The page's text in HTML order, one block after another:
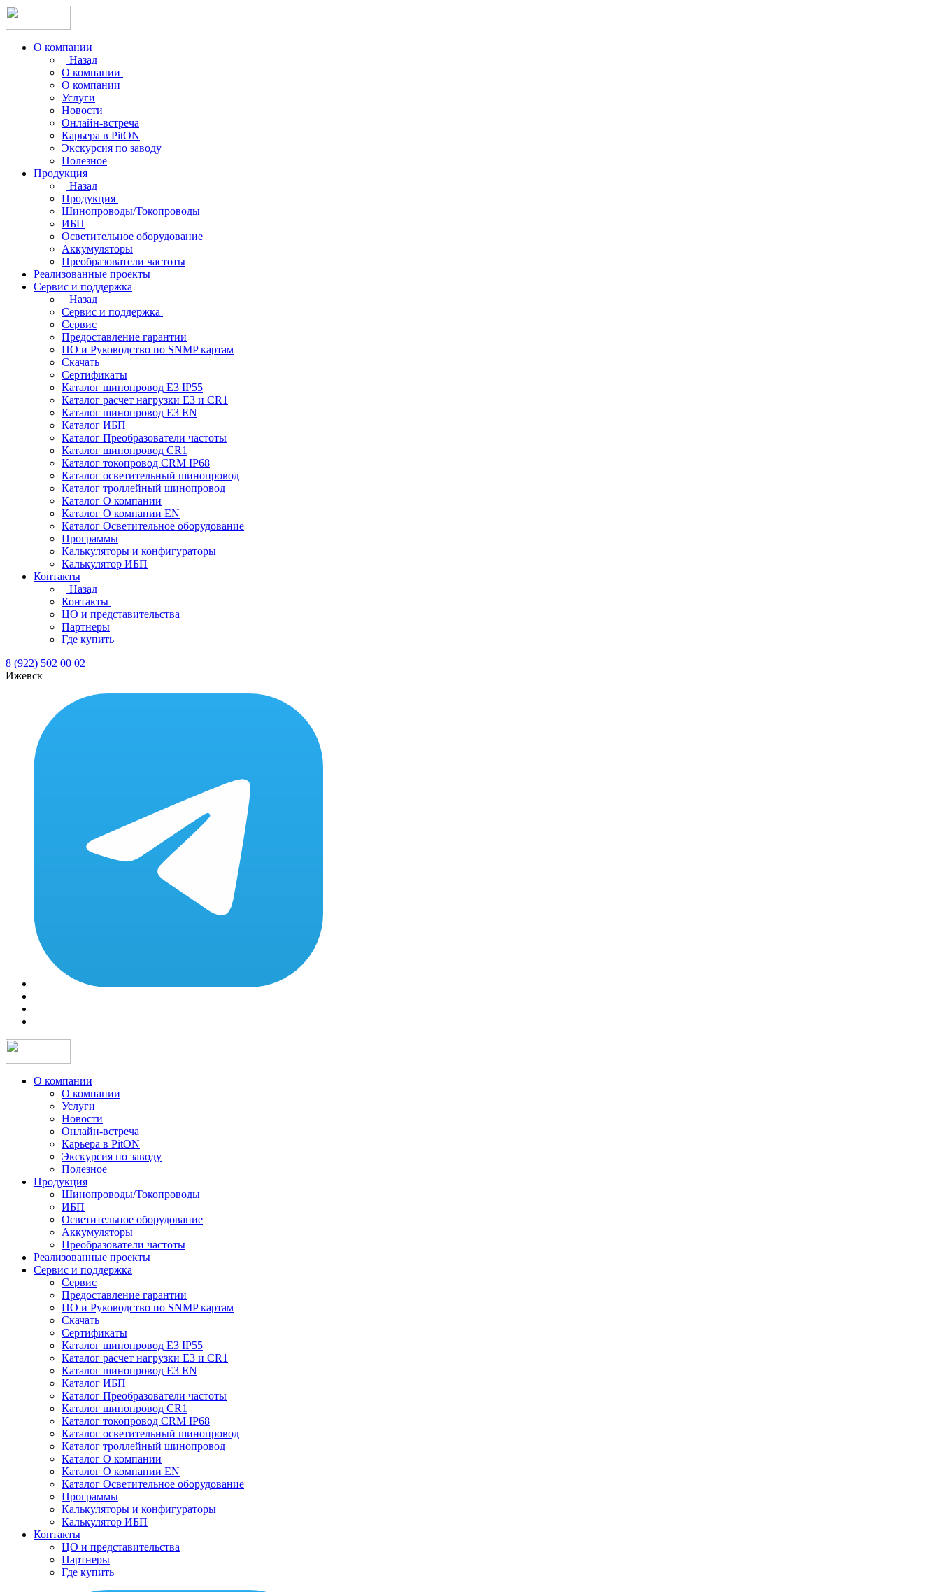
О компании
Назад
О компании
О компании
Услуги
Новости
Онлайн-встреча
Карьера в PitON
Экскурсия по заводу
Полезное
Продукция
Назад
Продукция
Шинопроводы/Токопроводы
ИБП
Осветительное оборудование
Аккумуляторы
Преобразователи частоты
Реализованные проекты
Сервис и поддержка
Назад
Сервис и поддержка
Сервис
Предоставление гарантии
ПО и Руководство по SNMP картам
Скачать
Сертификаты
Каталог шинопровод E3 IP55
Каталог расчет нагрузки Е3 и CR1
Каталог шинопровод E3 EN
Каталог ИБП
Каталог Преобразователи частоты
Каталог шинопровод CR1
Каталог токопровод CRM IP68
Каталог осветительный шинопровод
Каталог троллейный шинопровод
Каталог О компании
Каталог О компании EN
Каталог Осветительное оборудование
Программы
Калькуляторы и конфигураторы
Калькулятор ИБП
Контакты
Назад
Контакты
ЦО и представительства
Партнеры
Где купить
8 (922) 502 00 02
Ижевск
О компании
О компании
Услуги
Новости
Онлайн-встреча
Карьера в PitON
Экскурсия по заводу
Полезное
Продукция
Шинопроводы/Токопроводы
ИБП
Осветительное оборудование
Аккумуляторы
Преобразователи частоты
Реализованные проекты
Сервис и поддержка
Сервис
Предоставление гарантии
ПО и Руководство по SNMP картам
Скачать
Сертификаты
Каталог шинопровод E3 IP55
Каталог расчет нагрузки Е3 и CR1
Каталог шинопровод E3 EN
Каталог ИБП
Каталог Преобразователи частоты
Каталог шинопровод CR1
Каталог токопровод CRM IP68
Каталог осветительный шинопровод
Каталог троллейный шинопровод
Каталог О компании
Каталог О компании EN
Каталог Осветительное оборудование
Программы
Калькуляторы и конфигураторы
Калькулятор ИБП
Контакты
ЦО и представительства
Партнеры
Где купить